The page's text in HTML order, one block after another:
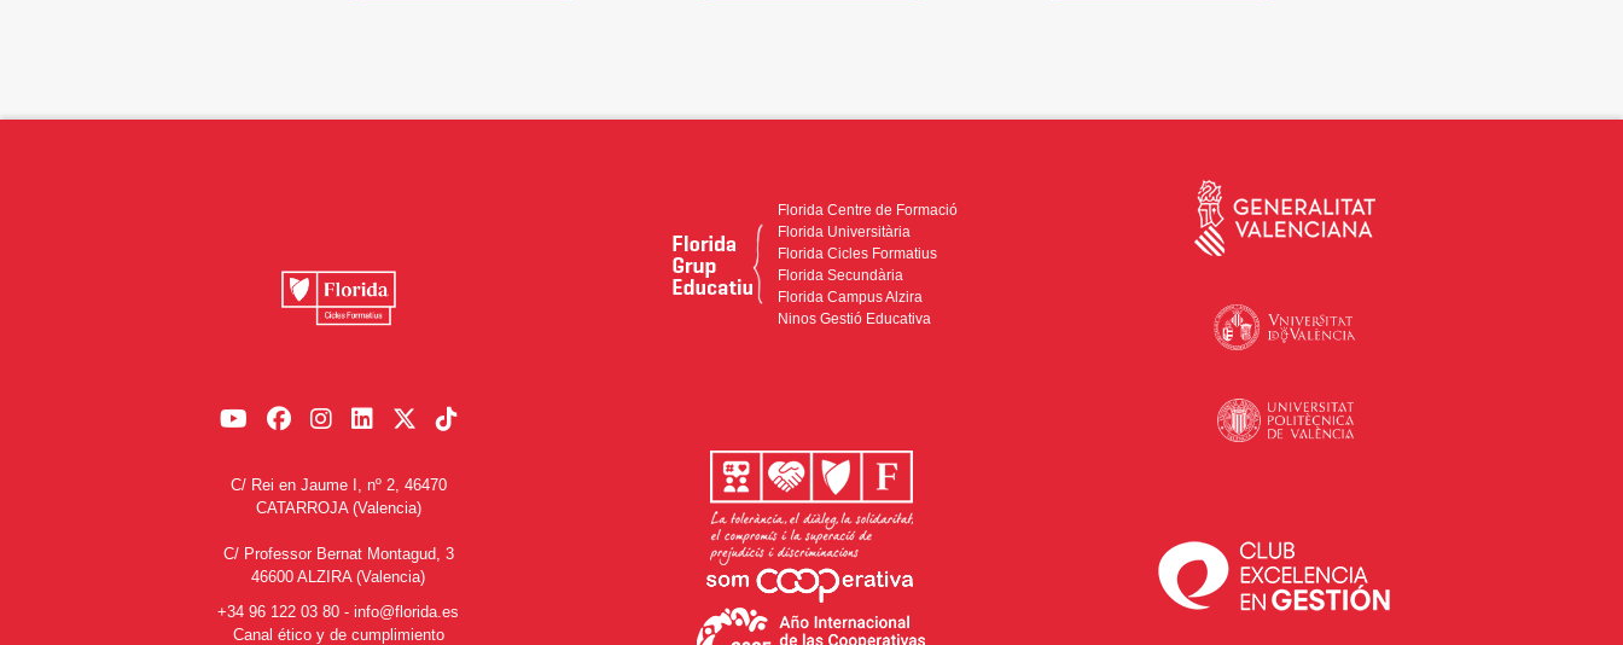
C/ Rei en Jaume I, nº 2, 46470
CATARROJA (Valencia)
C/ Professor Bernat Montagud, 3
46600 ALZIRA (Valencia)
+34 96 122 03 80 - info@florida.es
Canal ético y de cumplimiento
Florida Centre de Formació
Florida Universitària
Florida Cicles Formatius
Florida Secundària
Florida Campus Alzira
Ninos Gestió Educativa